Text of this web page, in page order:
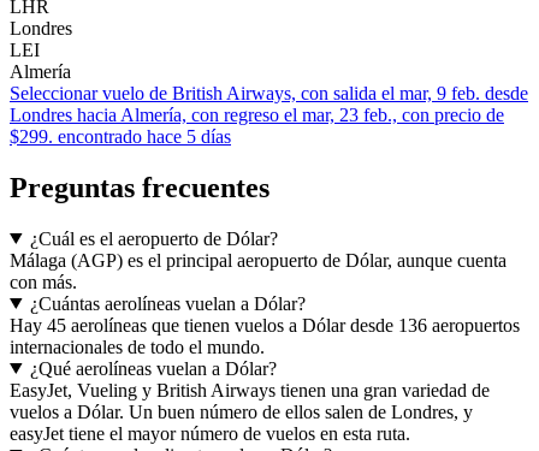
LHR
Londres
LEI
Almería
Seleccionar vuelo de British Airways, con salida el mar, 9 feb. desde
Londres hacia Almería, con regreso el mar, 23 feb., con precio de
$299. encontrado hace 5 días
Preguntas frecuentes
¿Cuál es el aeropuerto de Dólar?
Málaga (AGP) es el principal aeropuerto de Dólar, aunque cuenta
con más.
¿Cuántas aerolíneas vuelan a Dólar?
Hay 45 aerolíneas que tienen vuelos a Dólar desde 136 aeropuertos
internacionales de todo el mundo.
¿Qué aerolíneas vuelan a Dólar?
EasyJet, Vueling y British Airways tienen una gran variedad de
vuelos a Dólar. Un buen número de ellos salen de Londres, y
easyJet tiene el mayor número de vuelos en esta ruta.